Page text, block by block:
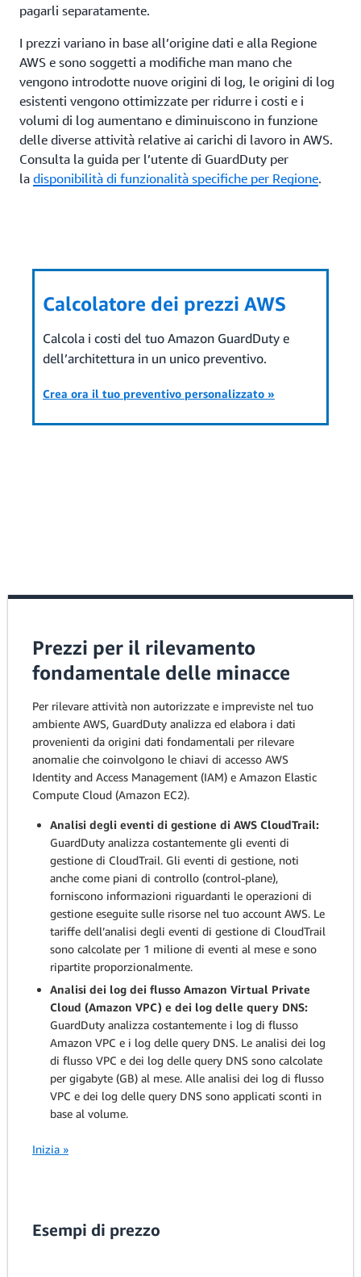
pagarli separatamente.
I prezzi variano in base all’origine dati e alla Regione
AWS e sono soggetti a modifiche man mano che
vengono introdotte nuove origini di log, le origini di log
esistenti vengono ottimizzate per ridurre i costi e i
volumi di log aumentano e diminuiscono in funzione
delle diverse attività relative ai carichi di lavoro in AWS.
Consulta la guida per l’utente di GuardDuty per
la disponibilità di funzionalità specifiche per Regione.
Calcolatore dei prezzi AWS
Calcola i costi del tuo Amazon GuardDuty e
dell’architettura in un unico preventivo.
Crea ora il tuo preventivo personalizzato »
Prezzi per il rilevamento
fondamentale delle minacce
Per rilevare attività non autorizzate e impreviste nel tuo
ambiente AWS, GuardDuty analizza ed elabora i dati
provenienti da origini dati fondamentali per rilevare
anomalie che coinvolgono le chiavi di accesso AWS
Identity and Access Management (IAM) e Amazon Elastic
Compute Cloud (Amazon EC2).
Analisi degli eventi di gestione di AWS CloudTrail:
GuardDuty analizza costantemente gli eventi di
gestione di CloudTrail. Gli eventi di gestione, noti
anche come piani di controllo (control-plane),
forniscono informazioni riguardanti le operazioni di
gestione eseguite sulle risorse nel tuo account AWS. Le
tariffe dell’analisi degli eventi di gestione di CloudTrail
sono calcolate per 1 milione di eventi al mese e sono
ripartite proporzionalmente.
Analisi dei log dei flusso Amazon Virtual Private
Cloud (Amazon VPC) e dei log delle query DNS:
GuardDuty analizza costantemente i log di flusso
Amazon VPC e i log delle query DNS. Le analisi dei log
di flusso VPC e dei log delle query DNS sono calcolate
per gigabyte (GB) al mese. Alle analisi dei log di flusso
VPC e dei log delle query DNS sono applicati sconti in
base al volume.
Inizia »
Esempi di prezzo